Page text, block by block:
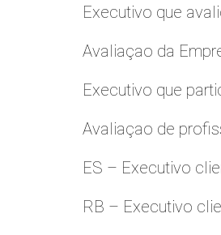
Executivo que
Avaliaçao da
Executivo que
Avaliaçao de
ES – Executivo
RB – Executivo